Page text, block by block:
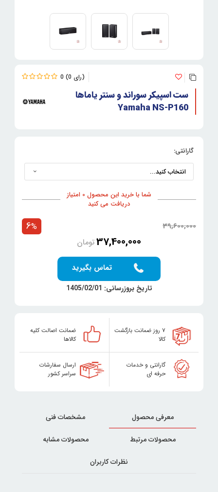
0 0
ست اسپیکر سوراند و سنتر یاماها
Yamaha NS-P160
گارانتی:
شما با خرید این محصول 0 امتیاز
دریافت می کنید
39,600,000
37,400,000تومان
6%
تماس بگیرید
تاریخ بروزرسانی: 1405/02/01
۷ روز ضمانت بازگشت
کالا
ضمانت اصالت کلیه
کالاها
گارانتی و خدمات
حرفه ای
ارسال سفارشات
سراسر کشور
معرفی محصول مشخصات فنی
محصولات مرتبط محصولات مشابه
نظرات کاربران